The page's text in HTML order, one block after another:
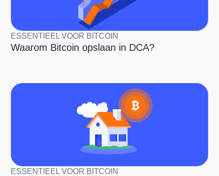
ESSENTIEEL VOOR BITCOIN
Waarom Bitcoin opslaan in DCA?
ESSENTIEEL VOOR BITCOIN